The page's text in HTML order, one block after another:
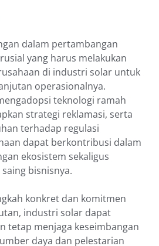
dalam pertambangan
yang harus melakukan
di industri solar untuk
operasionalnya.
teknologi ramah
strategi reklamasi, serta
terhadap regulasi
dapat berkontribusi dalam
ekosistem sekaligus
bisnisnya.
konkret dan komitmen
industri solar dapat
tetap menjaga keseimbangan
daya dan pelestarian